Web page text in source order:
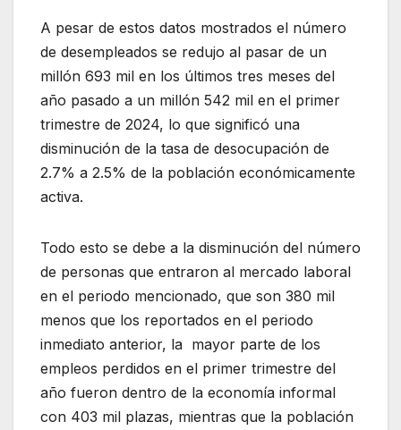
A pesar de estos datos mostrados el número
de desempleados se redujo al pasar de un
millón 693 mil en los últimos tres meses del
año pasado a un millón 542 mil en el primer
trimestre de 2024, lo que significó una
disminución de la tasa de desocupación de
2.7% a 2.5% de la población económicamente
activa.
Todo esto se debe a la disminución del número
de personas que entraron al mercado laboral
en el periodo mencionado, que son 380 mil
menos que los reportados en el periodo
inmediato anterior, la mayor parte de los
empleos perdidos en el primer trimestre del
año fueron dentro de la economía informal
con 403 mil plazas, mientras que la población